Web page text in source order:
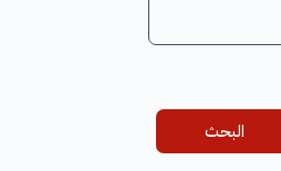
البحث